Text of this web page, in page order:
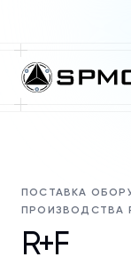
ПОСТАВКА
ПРОИЗВОДСТВА
R+F